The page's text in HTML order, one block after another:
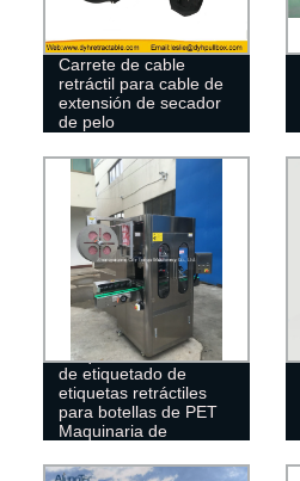
Carrete de cable
retráctil para cable de
extensión de secador
de pelo
Máquina automática
de etiquetado de
etiquetas retráctiles
para botellas de PET
Maquinaria de